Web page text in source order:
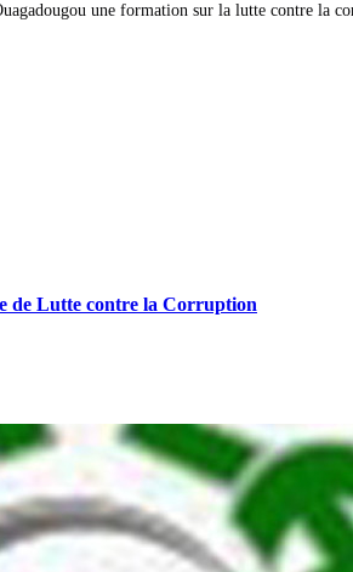
une formation sur la lutte contre la
de Lutte contre la Corruption